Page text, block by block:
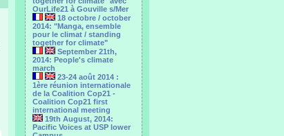
OurLife21 à Gouville s/Mer
18 octobre / october
2014: "Manga, ensemble
pour le ‎climat / standing
together for climate"
September 21th,
2014: People's climate
march
23-24 août 2014 :
1ère réunion internationale
de la Coalition Cop21 -
Coalition Cop21 first
international meeting
19th August, 2014:
Pacific Voices at USP lower